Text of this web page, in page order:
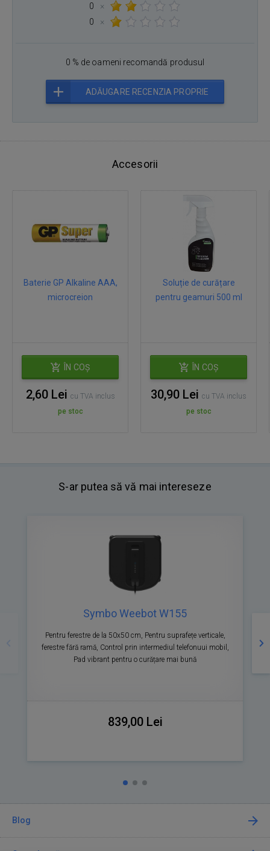
0
×
0
×
0 % de oameni recomandă produsul
ADĂUGARE RECENZIA PROPRIE
Accesorii
Baterie GP Alkaline AAA,
microcreion
ÎN COȘ
2,60 Lei cu TVA inclus
pe stoc
Soluție de curățare
pentru geamuri 500 ml
ÎN COȘ
30,90 Lei cu TVA inclus
pe stoc
S-ar putea să vă mai intereseze
Symbo Weebot W155
Pentru ferestre de la 50x50 cm, Pentru suprafețe verticale,
ferestre fără ramă, Control prin intermediul telefonuui mobil,
Pad vibrant pentru o curățare mai bună
839,00 Lei
Blog